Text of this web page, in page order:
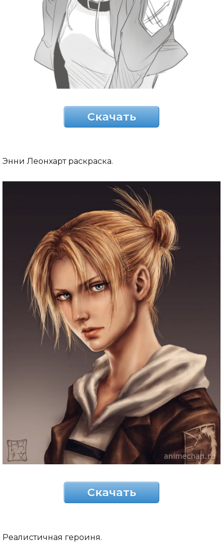
Скачать
Энни Леонхарт раскраска.
Скачать
Реалистичная героиня.